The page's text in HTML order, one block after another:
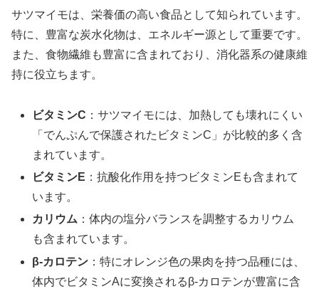
サツマイモは、栄養価の高い食品として知られています。
特に、豊富な炭水化物は、エネルギー源として重要です。
また、食物繊維も豊富に含まれており、消化器系の健康維
持に役立ちます。
ビタミンC ：サツマイモには、加熱しても壊れにくい
「でんぷんで保護されたビタミンC」が比較的多く含
まれています。
ビタミンE ：抗酸化作用を持つビタミンEも含まれて
います。
カリウム ：体内の塩分バランスを調整するカリウム
も含まれています。
β-カロテン ：特にオレンジ色の果肉を持つ品種には、
体内でビタミンAに変換されるβ-カロテンが豊富に含